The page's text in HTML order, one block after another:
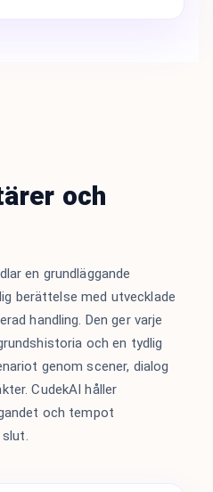
och
en grundläggande
berättelse med utvecklade
handling. Den ger varje
och en tydlig
genom scener, dialog
CudekAI håller
och tempot